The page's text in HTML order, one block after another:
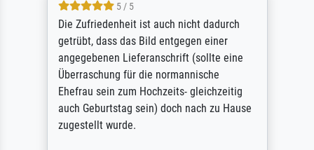
5 / 5
Die Zufriedenheit ist auch nicht dadurch
getrübt, dass das Bild entgegen einer
angegebenen Lieferanschrift (sollte eine
Überraschung für die normannische
Ehefrau sein zum Hochzeits- gleichzeitig
auch Geburtstag sein) doch nach zu Hause
zugestellt wurde.